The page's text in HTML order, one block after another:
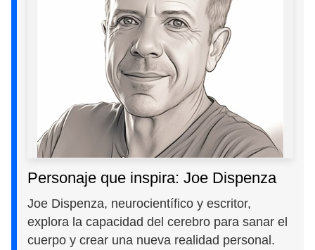
Personaje que inspira: Joe Dispenza
Joe Dispenza, neurocientífico y escritor,
explora la capacidad del cerebro para sanar el
cuerpo y crear una nueva realidad personal.